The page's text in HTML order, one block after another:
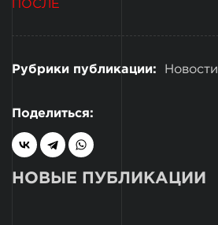
ПОСЛЕ
Рубрики публикации: Новости
Поделиться:
НОВЫЕ ПУБЛИКАЦИИ